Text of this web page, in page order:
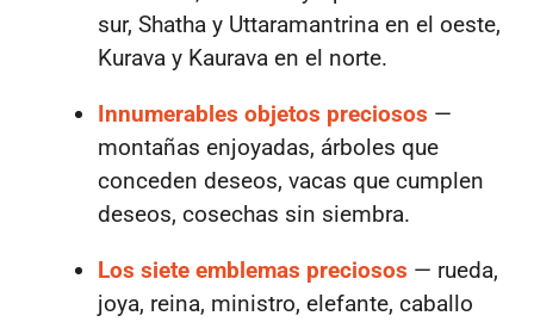
sur, Shatha y Uttaramantrina en el oeste,
Kurava y Kaurava en el norte.
Innumerables objetos preciosos —
montañas enjoyadas, árboles que
conceden deseos, vacas que cumplen
deseos, cosechas sin siembra.
Los siete emblemas preciosos — rueda,
joya, reina, ministro, elefante, caballo